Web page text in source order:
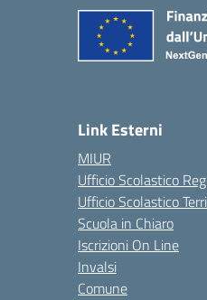
Link Esterni
MIUR
Ufficio Scolastico
Ufficio Scolastico
Scuola in Chiaro
Iscrizioni On Line
Invalsi
Comune